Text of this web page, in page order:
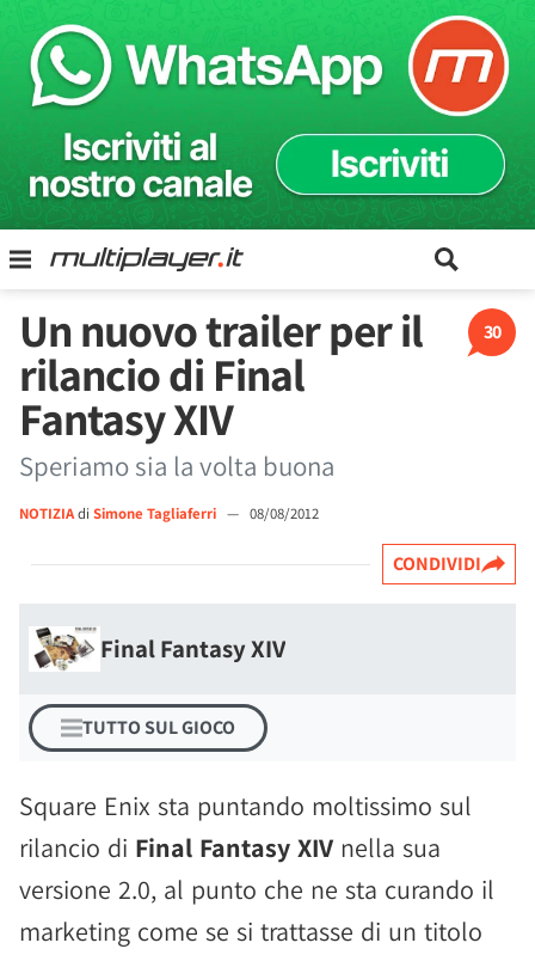
30
Un nuovo trailer per il
rilancio di Final
Fantasy XIV
Speriamo sia la volta buona
NOTIZIAdi Simone Tagliaferri — 08/08/2012
CONDIVIDI
Final Fantasy XIV
TUTTO SUL GIOCO
Square Enix sta puntando moltissimo sul
rilancio di Final Fantasy XIV nella sua
versione 2.0, al punto che ne sta curando il
marketing come se si trattasse di un titolo